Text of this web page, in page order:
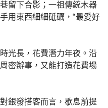
留下合影；一祖傳統木器
用東西細細砥礪，“最愛好
光長，花費潛力年夜。沿
密辦事，又能打造花費場
銀發搭客而言，歇息前提